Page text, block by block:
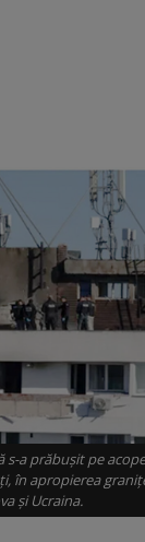
s-a prăbușit pe
în apropierea
și Ucraina.